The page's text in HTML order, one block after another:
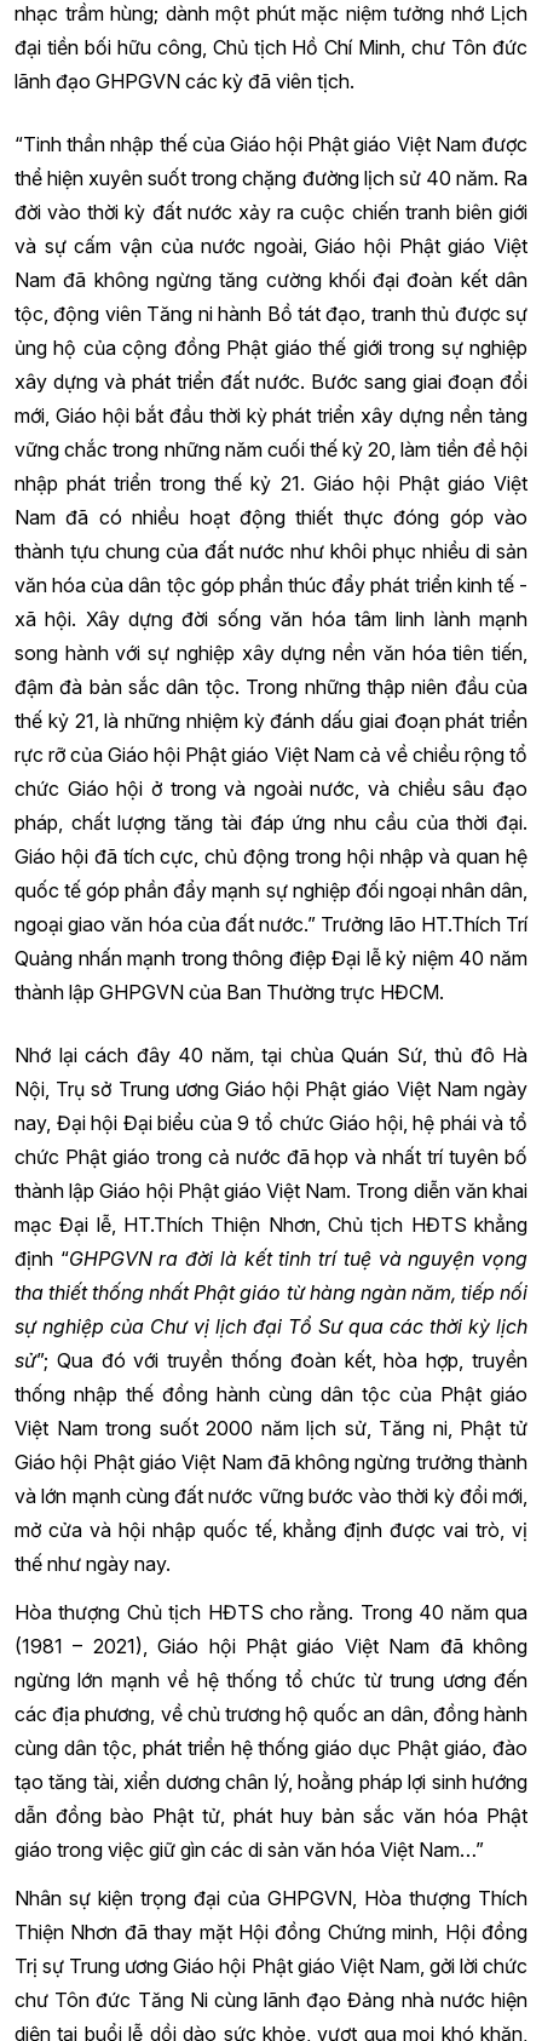
nhạc trầm hùng; dành một phút mặc niệm tưởng nhớ Lịch
đại tiền bối hữu công, Chủ tịch Hồ Chí Minh, chư Tôn đức
lãnh đạo GHPGVN các kỳ đã viên tịch.
“Tinh thần nhập thế của Giáo hội Phật giáo Việt Nam được
thể hiện xuyên suốt trong chặng đường lịch sử 40 năm. Ra
đời vào thời kỳ đất nước xảy ra cuộc chiến tranh biên giới
và sự cấm vận của nước ngoài, Giáo hội Phật giáo Việt
Nam đã không ngừng tăng cường khối đại đoàn kết dân
tộc, động viên Tăng ni hành Bồ tát đạo, tranh thủ được sự
ủng hộ của cộng đồng Phật giáo thế giới trong sự nghiệp
xây dựng và phát triển đất nước. Bước sang giai đoạn đổi
mới, Giáo hội bắt đầu thời kỳ phát triển xây dựng nền tảng
vững chắc trong những năm cuối thế kỷ 20, làm tiền đề hội
nhập phát triển trong thế kỷ 21. Giáo hội Phật giáo Việt
Nam đã có nhiều hoạt động thiết thực đóng góp vào
thành tựu chung của đất nước như khôi phục nhiều di sản
văn hóa của dân tộc góp phần thúc đẩy phát triển kinh tế -
xã hội. Xây dựng đời sống văn hóa tâm linh lành mạnh
song hành với sự nghiệp xây dựng nền văn hóa tiên tiến,
đậm đà bản sắc dân tộc. Trong những thập niên đầu của
thế kỷ 21, là những nhiệm kỳ đánh dấu giai đoạn phát triển
rực rỡ của Giáo hội Phật giáo Việt Nam cả về chiều rộng tổ
chức Giáo hội ở trong và ngoài nước, và chiều sâu đạo
pháp, chất lượng tăng tài đáp ứng nhu cầu của thời đại.
Giáo hội đã tích cực, chủ động trong hội nhập và quan hệ
quốc tế góp phần đẩy mạnh sự nghiệp đối ngoại nhân dân,
ngoại giao văn hóa của đất nước.” Trưởng lão HT.Thích Trí
Quảng nhấn mạnh trong thông điệp Đại lễ kỷ niệm 40 năm
thành lập GHPGVN của Ban Thường trực HĐCM.
Nhớ lại cách đây 40 năm, tại chùa Quán Sứ, thủ đô Hà
Nội, Trụ sở Trung ương Giáo hội Phật giáo Việt Nam ngày
nay, Đại hội Đại biểu của 9 tổ chức Giáo hội, hệ phái và tổ
chức Phật giáo trong cả nước đã họp và nhất trí tuyên bố
thành lập Giáo hội Phật giáo Việt Nam. Trong diễn văn khai
mạc Đại lễ, HT.Thích Thiện Nhơn, Chủ tịch HĐTS khẳng
định “GHPGVN ra đời là kết tinh trí tuệ và nguyện vọng
tha thiết thống nhất Phật giáo từ hàng ngàn năm, tiếp nối
sự nghiệp của Chư vị lịch đại Tổ Sư qua các thời kỳ lịch
sử”; Qua đó với truyền thống đoàn kết, hòa hợp, truyền
thống nhập thế đồng hành cùng dân tộc của Phật giáo
Việt Nam trong suốt 2000 năm lịch sử, Tăng ni, Phật tử
Giáo hội Phật giáo Việt Nam đã không ngừng trưởng thành
và lớn mạnh cùng đất nước vững bước vào thời kỳ đổi mới,
mở cửa và hội nhập quốc tế, khẳng định được vai trò, vị
thế như ngày nay.
Hòa thượng Chủ tịch HĐTS cho rằng. Trong 40 năm qua
(1981 – 2021), Giáo hội Phật giáo Việt Nam đã không
ngừng lớn mạnh về hệ thống tổ chức từ trung ương đến
các địa phương, về chủ trương hộ quốc an dân, đồng hành
cùng dân tộc, phát triển hệ thống giáo dục Phật giáo, đào
tạo tăng tài, xiển dương chân lý, hoằng pháp lợi sinh hướng
dẫn đồng bào Phật tử, phát huy bản sắc văn hóa Phật
giáo trong việc giữ gìn các di sản văn hóa Việt Nam…”
Nhân sự kiện trọng đại của GHPGVN, Hòa thượng Thích
Thiện Nhơn đã thay mặt Hội đồng Chứng minh, Hội đồng
Trị sự Trung ương Giáo hội Phật giáo Việt Nam, gởi lời chức
chư Tôn đức Tăng Ni cùng lãnh đạo Đảng nhà nước hiện
diện tại buổi lễ dồi dào sức khỏe, vượt qua mọi khó khăn,